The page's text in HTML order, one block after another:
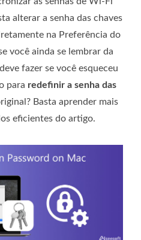
alterar a senha das chaves
na Preferência do
você ainda se lembrar da
fazer se você esqueceu
para redefinir a senha das
Basta aprender mais
eficientes do artigo.